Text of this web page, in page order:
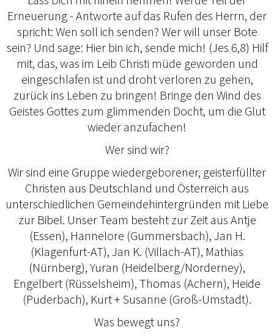
Erneuerung - Antworte auf das Rufen des Herrn, der
spricht: Wen soll ich senden? Wer will unser Bote
sein? Und sage: Hier bin ich, sende mich! (Jes 6,8) Hilf
mit, das, was im Leib Christi müde geworden und
eingeschlafen ist und droht verloren zu gehen,
zurück ins Leben zu bringen! Bringe den Wind des
Geistes Gottes zum glimmenden Docht, um die Glut
wieder anzufachen!
Wer sind wir?
Wir sind eine Gruppe wiedergeborener, geisterfüllter
Christen aus Deutschland und Österreich aus
unterschiedlichen Gemeindehintergründen mit Liebe
zur Bibel. Unser Team besteht zur Zeit aus Antje
(Essen), Hannelore (Gummersbach), Jan H.
(Klagenfurt-AT), Jan K. (Villach-AT), Mathias
(Nürnberg), Yuran (Heidelberg/Norderney),
Engelbert (Rüsselsheim), Thomas (Achern), Heide
(Puderbach), Kurt + Susanne (Groß-Umstadt).
Was bewegt uns?